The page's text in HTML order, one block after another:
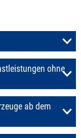
ohne
ab dem